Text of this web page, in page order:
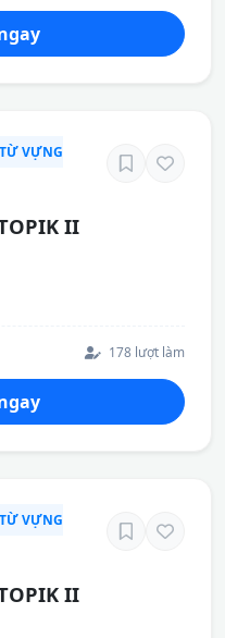
TỪ VỰNG
II
178 lượt làm
TỪ VỰNG
II